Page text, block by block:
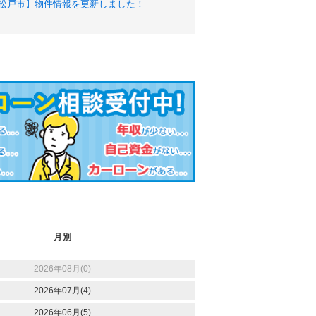
戸市】物件情報を更新しました！
月別
2026年08月(0)
2026年07月(4)
2026年06月(5)